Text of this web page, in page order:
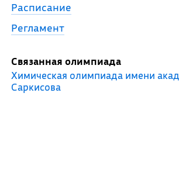
Расписание
Регламент
Связанная олимпиада
Химическая олимпиада имени
Саркисова